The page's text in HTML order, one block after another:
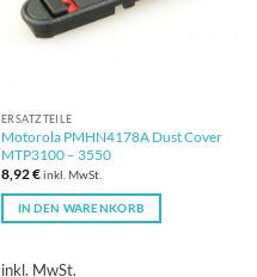
ERSATZTEILE
Motorola PMHN4178A Dust Cover
MTP3100 – 3550
8,92€inkl. MwSt.
IN DEN WARENKORB
inkl. MwSt.